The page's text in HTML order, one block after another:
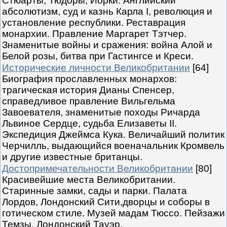
абсолютизм, суд и казнь Карла I, революция и
установление республики. Реставрация
монархии. Правление Маргарет Тэтчер.
Знаменитые войны и сражения: война Алой и
Белой розы, битва при Гастингсе и Креси.
Исторические личности Великобритании [64]
Биография прославленных монархов:
трагическая история Дианы Спенсер,
справедливое правление Вильгельма
Завоевателя, знаменитые походы Ричарда
Львиное Сердце, судьба Елизаветы II.
Экспедиция Джеймса Кука. Величайший политик
Черчилль, выдающийся военачальник Кромвель
и другие известные британцы.
Достопримечательности Великобритании [80]
Красивейшие места Великобритании.
Старинные замки, сады и парки. Палата
Лордов, Лондонский Сити,дворцы и соборы в
готическом стиле. Музей мадам Тюссо. Пейзажи
Темзы. Лондонский Тауэр.